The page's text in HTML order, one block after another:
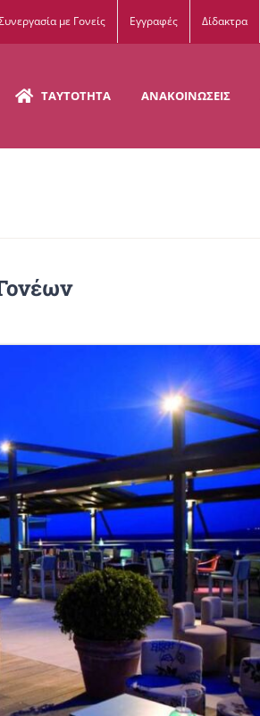
με Γονείς Εγγραφές Δίδακτρα
ΤΑΥΤΟΤΗΤΑ ΑΝΑΚΟΙΝΩΣΕΙΣ